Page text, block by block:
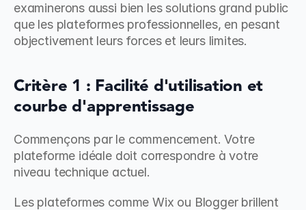
examinerons aussi bien les solutions grand public
que les plateformes professionnelles, en pesant
objectivement leurs forces et leurs limites.
Critère 1 : Facilité d'utilisation et
courbe d'apprentissage
Commençons par le commencement. Votre
plateforme idéale doit correspondre à votre
niveau technique actuel.
Les plateformes comme Wix ou Blogger brillent